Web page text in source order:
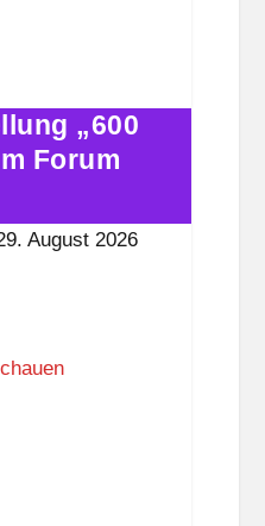
„600
Forum
August 2026